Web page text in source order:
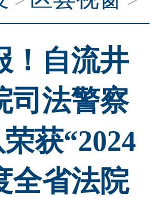
！自流井
司法警察
获“2024
全省法院